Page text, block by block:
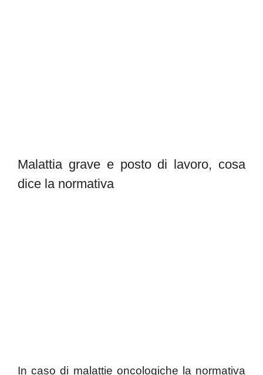
Malattia grave e posto di lavoro, cosa
dice la normativa
In caso di malattie oncologiche la normativa